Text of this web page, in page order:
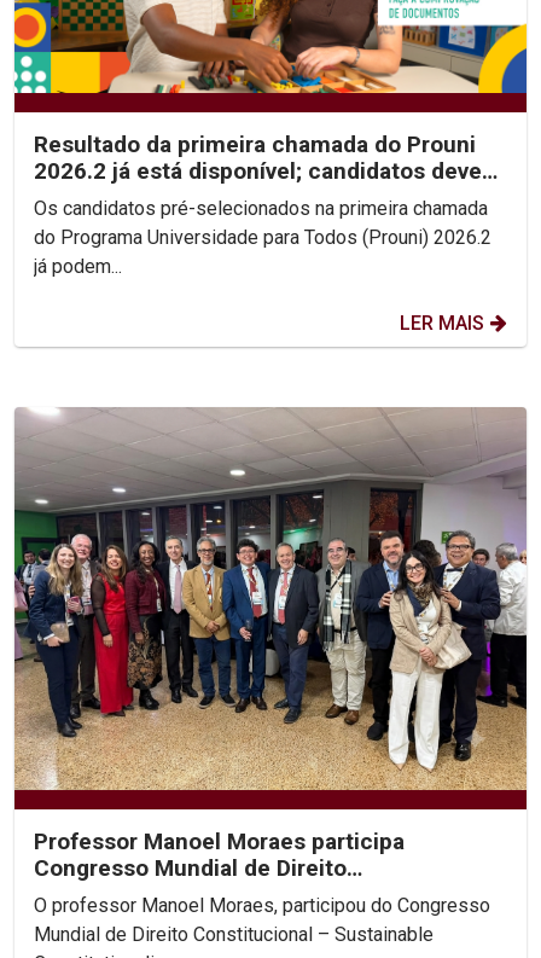
Resultado da primeira chamada do Prouni
2026.2 já está disponível; candidatos devem
enviar...
Os candidatos pré-selecionados na primeira chamada
do Programa Universidade para Todos (Prouni) 2026.2
já podem...
LER MAIS
Professor Manoel Moraes participa
Congresso Mundial de Direito
Constitucional, na Colômbia.
O professor Manoel Moraes, participou do Congresso
Mundial de Direito Constitucional – Sustainable